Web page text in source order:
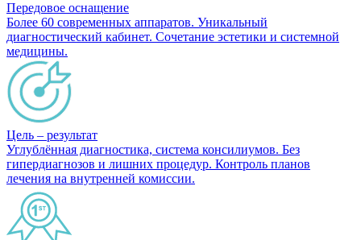
Передовое оснащение
Более 60 современных аппаратов. Уникальный
диагностический кабинет. Сочетание эстетики и системной
медицины.
Цель – результат
Углублённая диагностика, система консилиумов. Без
гипердиагнозов и лишних процедур. Контроль планов
лечения на внутренней комиссии.